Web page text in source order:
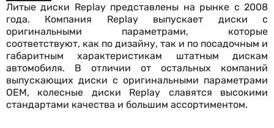
Литые диски Replay представлены на рынке с 2008
года. Компания Replay выпускает диски с
оригинальными параметрами, которые
соответствуют, как по дизайну, так и по посадочным и
габаритным характеристикам штатным дискам
автомобиля. В отличии от остальных компаний
выпускающих диски с оригинальными параметрами
OEM, колесные диски Replay славятся высокими
стандартами качества и большим ассортиментом.